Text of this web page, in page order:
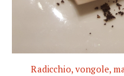
Radicchio, vongole,